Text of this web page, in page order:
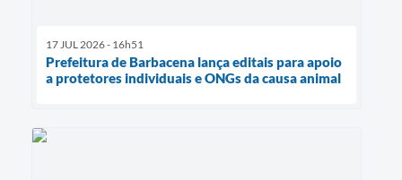
17 JUL 2026 - 16h51
Prefeitura de Barbacena lança editais para apoio
a protetores individuais e ONGs da causa animal